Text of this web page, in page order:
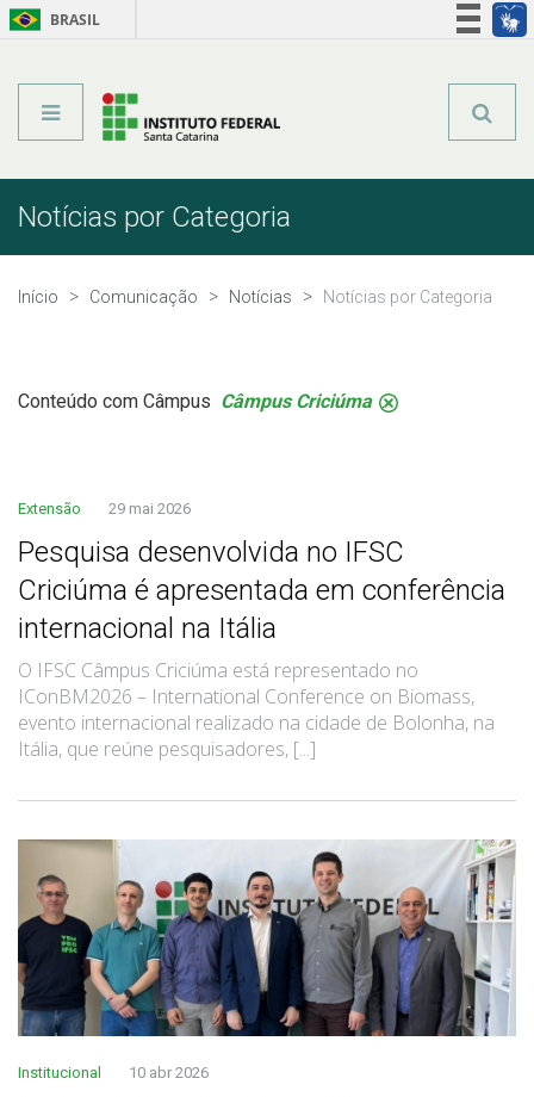
BRASIL
Notícias por Categoria
Início Comunicação Notícias Notícias por Categoria
Conteúdo com Câmpus Câmpus Criciúma .
Extensão 29 mai 2026
Pesquisa desenvolvida no IFSC
Criciúma é apresentada em conferência
internacional na Itália
O IFSC Câmpus Criciúma está representado no
IConBM2026 – International Conference on Biomass,
evento internacional realizado na cidade de Bolonha, na
Itália, que reúne pesquisadores, [...]
Institucional 10 abr 2026